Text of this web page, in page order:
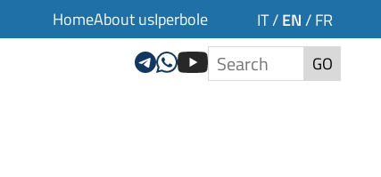
HomeAbout usIperbole IT/ EN / FR
GO